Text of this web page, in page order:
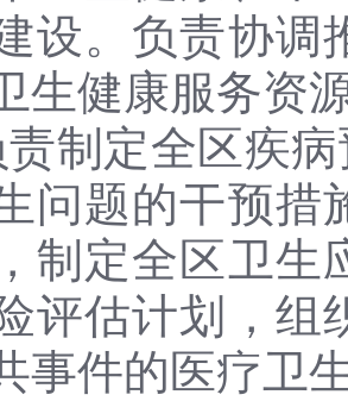
设。负责协调
生健康服务资
制定全区疾
问题的干预措
制定全区卫生
评估计划，组
事件的医疗卫